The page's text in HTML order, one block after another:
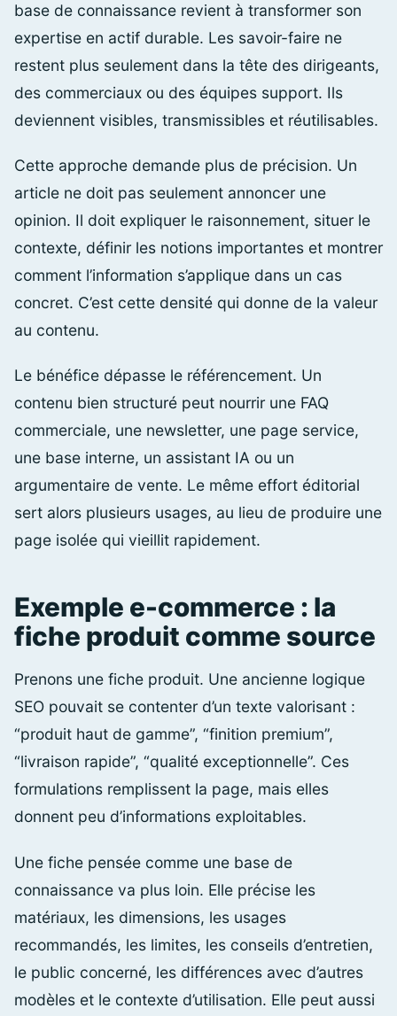
base de connaissance revient à transformer son
expertise en actif durable. Les savoir-faire ne
restent plus seulement dans la tête des dirigeants,
des commerciaux ou des équipes support. Ils
deviennent visibles, transmissibles et réutilisables.
Cette approche demande plus de précision. Un
article ne doit pas seulement annoncer une
opinion. Il doit expliquer le raisonnement, situer le
contexte, définir les notions importantes et montrer
comment l’information s’applique dans un cas
concret. C’est cette densité qui donne de la valeur
au contenu.
Le bénéfice dépasse le référencement. Un
contenu bien structuré peut nourrir une FAQ
commerciale, une newsletter, une page service,
une base interne, un assistant IA ou un
argumentaire de vente. Le même effort éditorial
sert alors plusieurs usages, au lieu de produire une
page isolée qui vieillit rapidement.
Exemple e-commerce : la
fiche produit comme source
Prenons une fiche produit. Une ancienne logique
SEO pouvait se contenter d’un texte valorisant :
“produit haut de gamme”, “finition premium”,
“livraison rapide”, “qualité exceptionnelle”. Ces
formulations remplissent la page, mais elles
donnent peu d’informations exploitables.
Une fiche pensée comme une base de
connaissance va plus loin. Elle précise les
matériaux, les dimensions, les usages
recommandés, les limites, les conseils d’entretien,
le public concerné, les différences avec d’autres
modèles et le contexte d’utilisation. Elle peut aussi